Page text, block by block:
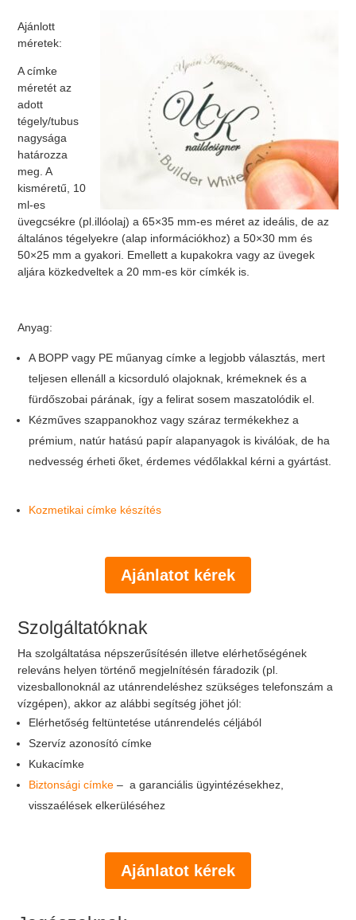
Ajánlott
méretek:
A címke
méretét az
adott
tégely/tubus
nagysága
határozza
meg. A
kisméretű, 10
ml-es
üvegcsékre (pl.illóolaj) a 65×35 mm-es méret az ideális, de az
általános tégelyekre (alap információkhoz) a 50×30 mm és
50×25 mm a gyakori. Emellett a kupakokra vagy az üvegek
aljára közkedveltek a 20 mm-es kör címkék is.
Anyag:
A BOPP vagy PE műanyag címke a legjobb választás, mert
teljesen ellenáll a kicsorduló olajoknak, krémeknek és a
fürdőszobai párának, így a felirat sosem maszatolódik el.
Kézműves szappanokhoz vagy száraz termékekhez a
prémium, natúr hatású papír alapanyagok is kiválóak, de ha
nedvesség érheti őket, érdemes védőlakkal kérni a gyártást.
Kozmetikai címke készítés
Ajánlatot kérek
Szolgáltatóknak
Ha szolgáltatása népszerűsítésén illetve elérhetőségének
releváns helyen történő megjelnítésén fáradozik (pl.
vizesballonoknál az utánrendeléshez szükséges telefonszám a
vízgépen), akkor az alábbi segítség jöhet jól:
Elérhetőség feltüntetése utánrendelés céljából
Szervíz azonosító címke
Kukacímke
Biztonsági címke – a garanciális ügyintézésekhez,
visszaélések elkerüléséhez
Ajánlatot kérek